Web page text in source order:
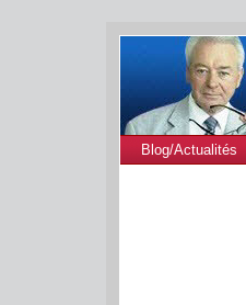
Blog/Actualités